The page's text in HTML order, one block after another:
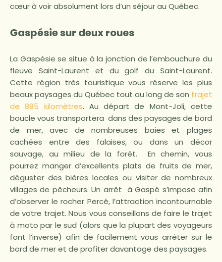
cœur à voir absolument lors d’un séjour au Québec.
Gaspésie sur deux roues
La Gaspésie se situe à la jonction de l’embouchure du
fleuve Saint-Laurent et du golf du Saint-Laurent.
Cette région très touristique vous réserve les plus
beaux paysages du Québec tout au long de son trajet
de 885 kilomètres. Au départ de Mont-Joli, cette
boucle vous transportera dans des paysages de bord
de mer, avec de nombreuses baies et plages
cachées entre des falaises, ou dans un décor
sauvage, au milieu de la forêt. En chemin, vous
pourrez manger d’excellents plats de fruits de mer,
déguster des bières locales ou visiter de nombreux
villages de pêcheurs. Un arrêt à Gaspé s’impose afin
d’observer le rocher Percé, l’attraction incontournable
de votre trajet. Nous vous conseillons de faire le trajet
à moto par le sud (alors que la plupart des voyageurs
font l’inverse) afin de facilement vous arrêter sur le
bord de mer et de profiter davantage des paysages.